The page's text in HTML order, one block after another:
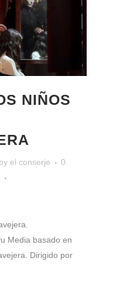
NIÑOS
by el conserje
0
Media basado en
Dirigido por